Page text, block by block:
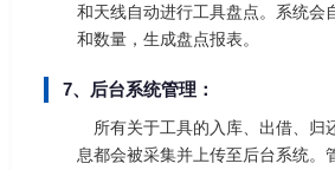
和天线自动进行工具盘点。系统会
和数量，生成盘点报表。
7、后台系统管理：
所有关于工具的入库、出借、归
息都会被采集并上传至后台系统。